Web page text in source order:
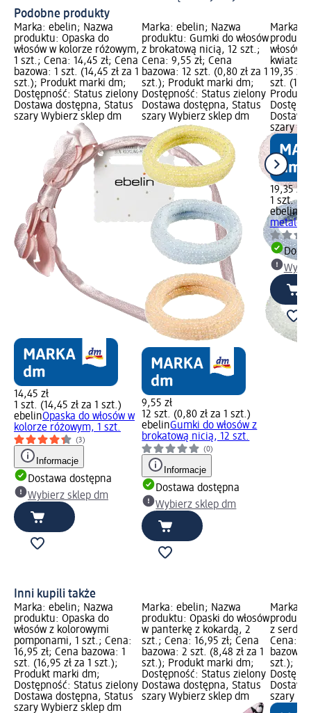
Podobne produkty
Marka: ebelin; Nazwa
produktu: Opaska do
włosów w kolorze różowym,
1 szt.; Cena: 14,45 zł; Cena
bazowa: 1 szt. (14,45 zł za 1
szt.); Produkt marki dm;
Dostępność: Status zielony
Dostawa dostępna, Status
szary Wybierz sklep dm
14,45 zł
1 szt. (14,45 zł za 1 szt.)
ebelinOpaska do włosów w
kolorze różowym, 1 szt.
(3)
Informacje
Dostawa dostępna
Wybierz sklep dm
Marka: ebelin; Nazwa
produktu: Gumki do włosów
z brokatową nicią, 12 szt.;
Cena: 9,55 zł; Cena
bazowa: 12 szt. (0,80 zł za 1
szt.); Produkt marki dm;
Dostępność: Status zielony
Dostawa dostępna, Status
szary Wybierz sklep dm
9,55 zł
12 szt. (0,80 zł za 1 szt.)
ebelinGumki do włosów z
brokatową nicią, 12 szt.
(0)
Informacje
Dostawa dostępna
Wybierz sklep dm
Marka:
włosów
19,35
szt.
Produkt
szary
19,35 zł
1 szt.
ebelin
Inni kupili także
Marka: ebelin; Nazwa
produktu: Opaska do
włosów z kolorowymi
pomponami, 1 szt.; Cena:
16,95 zł; Cena bazowa: 1
szt. (16,95 zł za 1 szt.);
Produkt marki dm;
Dostępność: Status zielony
Dostawa dostępna, Status
szary Wybierz sklep dm
Marka: ebelin; Nazwa
produktu: Opaski do włosów
w panterkę z kokardą, 2
szt.; Cena: 16,95 zł; Cena
bazowa: 2 szt. (8,48 zł za 1
szt.); Produkt marki dm;
Dostępność: Status zielony
Dostawa dostępna, Status
szary Wybierz sklep dm
Marka:
z
Cena:
bazowa:
szt.);
szary